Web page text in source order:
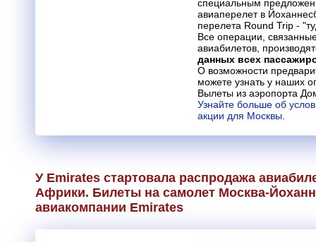
специальным
авиаперелет в
перелета Round Trip -
Все операции,
авиабилетов,
данных всех
О возможности
можете узнать у наших
Вылеты из аэропорта
Узнайте больше об
акции для Москвы.
У Emirates стартовала распродажа
Африки. Билеты на самолет Москва-
авиакомпании Emirates